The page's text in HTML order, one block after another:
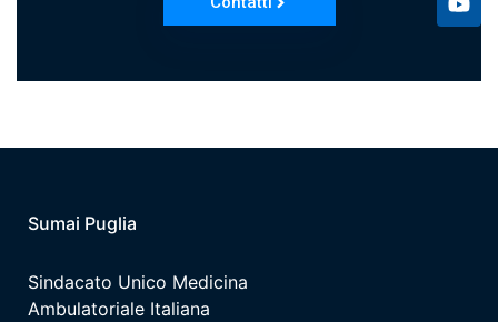
Sumai Puglia
Sindacato Unico Medicina
Ambulatoriale Italiana